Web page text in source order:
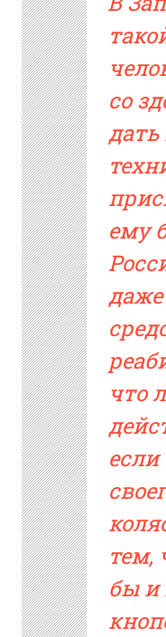
со
ему
что
тем,
бы и